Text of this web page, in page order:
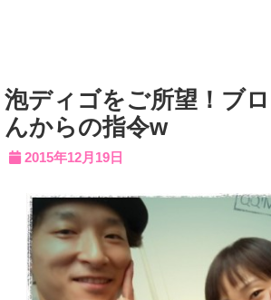
泡ディゴをご所望！ブ
んからの指令w
2015年12月19日